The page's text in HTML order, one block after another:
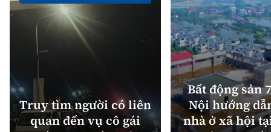
Truy tìm người có liên
quan đến vụ cô gái
Bất động sản
Nội hướng
nhà ở xã hội